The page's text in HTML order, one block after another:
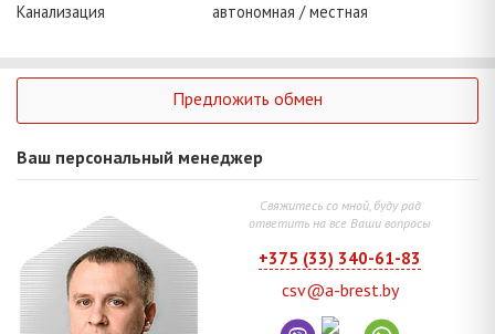
Канализация
автономная / местная
Предложить обмен
Ваш персональный менеджер
Свяжитесь со мной, буду рад
ответить на все Ваши вопросы
+375 (33) 340-61-83
csv@a-brest.by